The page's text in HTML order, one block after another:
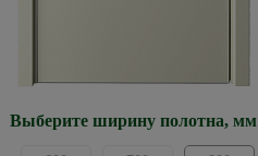
Выберите ширину полотна, мм